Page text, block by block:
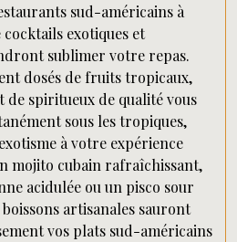
sud-américains à
exotiques et
sublimer votre repas.
dosés de fruits tropicaux,
de spiritueux de qualité vous
sous les tropiques,
à votre expérience
mojito cubain rafraîchissant,
acidulée ou un pisco sour
artisanales sauront
vos plats sud-américains